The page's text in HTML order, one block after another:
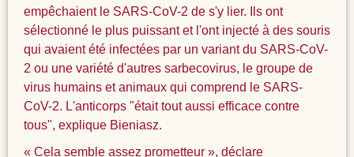
empêchaient le SARS-CoV-2 de s'y lier. Ils ont
sélectionné le plus puissant et l'ont injecté à des souris
qui avaient été infectées par un variant du SARS-CoV-
2 ou une variété d'autres sarbecovirus, le groupe de
virus humains et animaux qui comprend le SARS-
CoV-2. L'anticorps "était tout aussi efficace contre
tous", explique Bieniasz.
« Cela semble assez prometteur », déclare